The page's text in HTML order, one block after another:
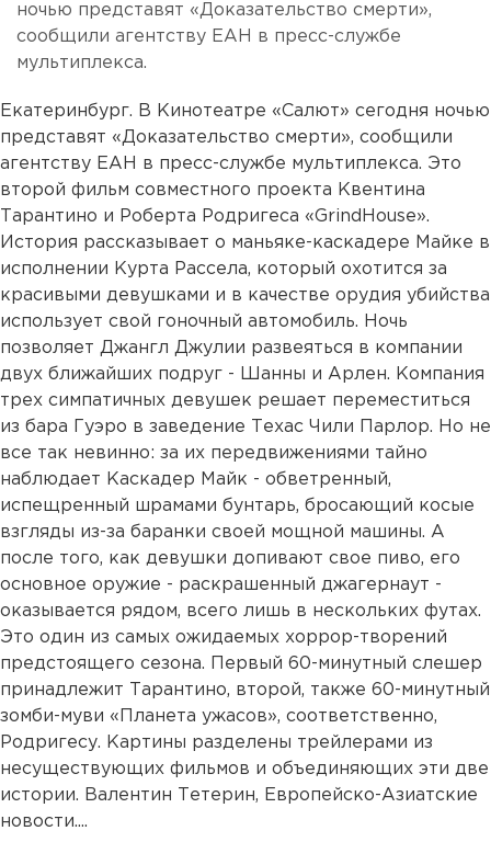
ночью представят «Доказательство смерти»,
сообщили агентству ЕАН в пресс-службе
мультиплекса.
Екатеринбург. В Кинотеатре «Салют» сегодня ночью
представят «Доказательство смерти», сообщили
агентству ЕАН в пресс-службе мультиплекса. Это
второй фильм совместного проекта Квентина
Тарантино и Роберта Родригеса «GrindHouse».
История рассказывает о маньяке-каскадере Майке в
исполнении Курта Рассела, который охотится за
красивыми девушками и в качестве орудия убийства
использует свой гоночный автомобиль. Ночь
позволяет Джангл Джулии развеяться в компании
двух ближайших подруг - Шанны и Арлен. Компания
трех симпатичных девушек решает переместиться
из бара Гуэро в заведение Техас Чили Парлор. Но не
все так невинно: за их передвижениями тайно
наблюдает Каскадер Майк - обветренный,
испещренный шрамами бунтарь, бросающий косые
взгляды из-за баранки своей мощной машины. А
после того, как девушки допивают свое пиво, его
основное оружие - раскрашенный джагернаут -
оказывается рядом, всего лишь в нескольких футах.
Это один из самых ожидаемых хоррор-творений
предстоящего сезона. Первый 60-минутный слешер
принадлежит Тарантино, второй, также 60-минутный
зомби-муви «Планета ужасов», соответственно,
Родригесу. Картины разделены трейлерами из
несуществующих фильмов и объединяющих эти две
истории. Валентин Тетерин, Европейско-Азиатские
новости....